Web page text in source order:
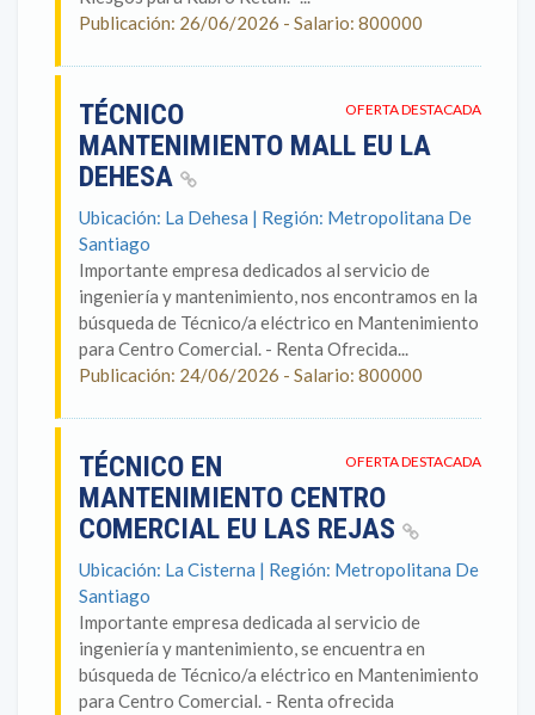
Publicación: 26/06/2026 - Salario: 800000
OFERTA DESTACADA
TÉCNICO
MANTENIMIENTO MALL EU LA
DEHESA
Ubicación: La Dehesa | Región: Metropolitana De
Santiago
Importante empresa dedicados al servicio de
ingeniería y mantenimiento, nos encontramos en la
búsqueda de Técnico/a eléctrico en Mantenimiento
para Centro Comercial. - Renta Ofrecida...
Publicación: 24/06/2026 - Salario: 800000
OFERTA DESTACADA
TÉCNICO EN
MANTENIMIENTO CENTRO
COMERCIAL EU LAS REJAS
Ubicación: La Cisterna | Región: Metropolitana De
Santiago
Importante empresa dedicada al servicio de
ingeniería y mantenimiento, se encuentra en
búsqueda de Técnico/a eléctrico en Mantenimiento
para Centro Comercial. - Renta ofrecida